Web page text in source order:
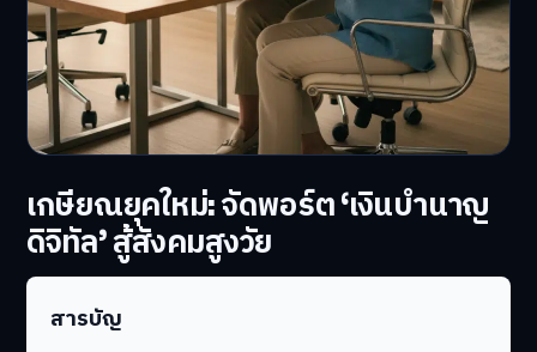
เกษียณยุคใหม่: จัดพอร์ต ‘เงินบำนาญ
ดิจิทัล’ สู้สังคมสูงวัย
สารบัญ